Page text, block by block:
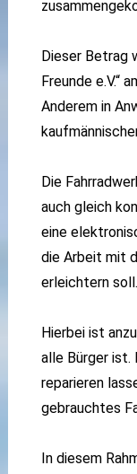
Dieser Betrag
Freunde e.V.“
Anderem in
Die
auch gleich
eine
die Arbeit mit
erleichtern soll.
Hierbei ist
alle Bürger ist.
reparieren
gebrauchtes
In diesem